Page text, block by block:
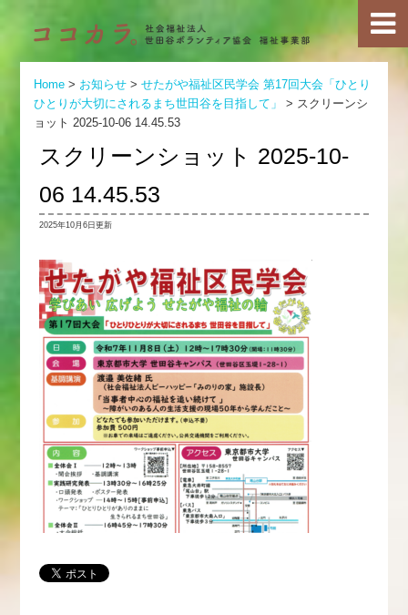
Home > お知らせ >せたがや福祉区民学会 第17回大会「ひとり
ひとりが大切にされるまち世田谷を目指して」
> スクリーンシ
ョット 2025-10-06 14.45.53
スクリーンショット 2025-10-
06 14.45.53
2025年10月6日更新